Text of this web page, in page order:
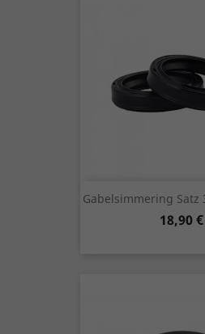
Gabelsimmering Satz
Preis
18,90 €